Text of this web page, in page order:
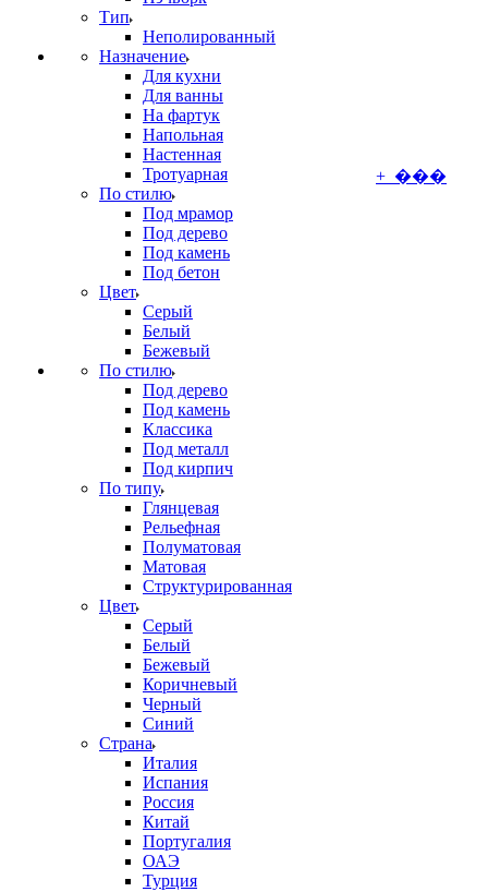
Тип
Неполированный
Назначение
Для кухни
Для ванны
На фартук
Напольная
Настенная
Тротуарная
По стилю
Под мрамор
Под дерево
Под камень
Под бетон
Цвет
Серый
Белый
Бежевый
По стилю
Под дерево
Под камень
Классика
Под металл
Под кирпич
По типу
Глянцевая
Рельефная
Полуматовая
Матовая
Структурированная
Цвет
Серый
Белый
Бежевый
Коричневый
Черный
Синий
Страна
Италия
Испания
Россия
Китай
Португалия
ОАЭ
Турция
+ ���